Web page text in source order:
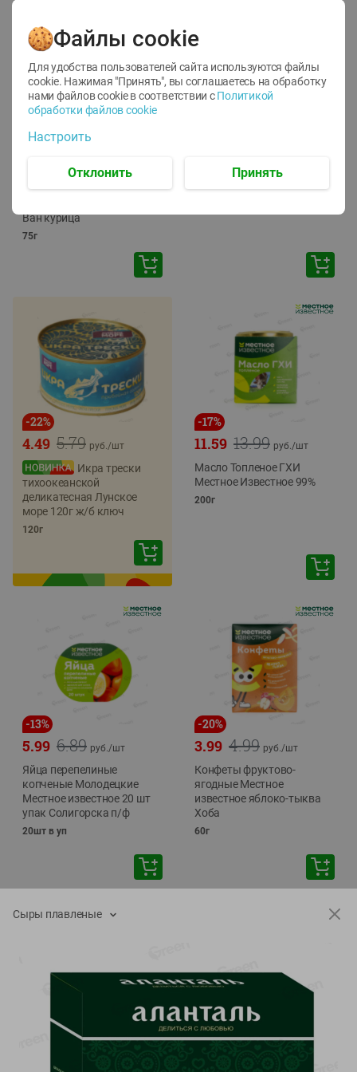
12
1.05 руб./
руб./шт
Корм влаж. для кош. с
Ван курица
75г
ТОФУ Vegetus ТВЕРДЫЙ
-22%
5.79
4.49 руб./шт
Икра трески
тихоокеанской
деликатесная Лунское
море 120г ж/б ключ
120г
-17%
13.99
11.59 руб./шт
Масло Топленое ГХИ
Местное Известное 99%
200г
-13%
6.89
5.99 руб./шт
Яйца перепелиные
копченые Молодецкие
Местное известное 20 шт
упак Солигорска п/ф
20шт в уп
-20%
4.99
3.99 руб./шт
Конфеты фруктово-
ягодные Местное
известное яблоко-тыква
Хоба
60г
Каталог товаров
Специально для вас
Сыры плавленые
Файлы cookie
Для удобства пользователей сайта используются файлы
cookie. Нажимая "Принять", вы соглашаетесь на обработку
нами файлов cookie в соответствии с Политикой
обработки файлов cookie
Настроить
Отклонить Принять